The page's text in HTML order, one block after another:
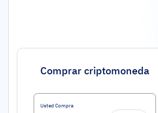
Comprar criptomoneda
Usted Compra